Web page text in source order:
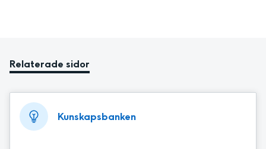
Relaterade sidor
Kunskapsbanken